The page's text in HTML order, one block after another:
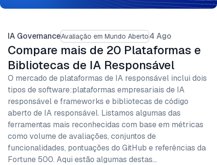
IA GovernanceAvaliação em Mundo Aberto4 Ago
Compare mais de 20 Plataformas e
Bibliotecas de IA Responsável
O mercado de plataformas de IA responsável inclui dois
tipos de software:plataformas empresariais de IA
responsável e frameworks e bibliotecas de código
aberto de IA responsável. Listamos algumas das
ferramentas mais reconhecidas com base em métricas
como volume de avaliações, conjuntos de
funcionalidades, pontuações do GitHub e referências da
Fortune 500. Aqui estão algumas destas…